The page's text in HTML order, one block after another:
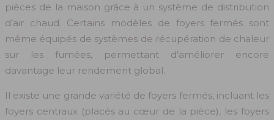
pièces de la maison grâce à un système de distribution
d’air chaud. Certains modèles de foyers fermés sont
même équipés de systèmes de récupération de chaleur
sur les fumées, permettant d’améliorer encore
davantage leur rendement global.
Il existe une grande variété de foyers fermés, incluant les
foyers centraux (placés au cœur de la pièce), les foyers